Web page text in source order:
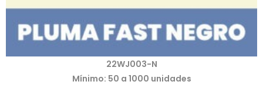
22WJ003-N
Mínimo: 50 a 1000 unidades